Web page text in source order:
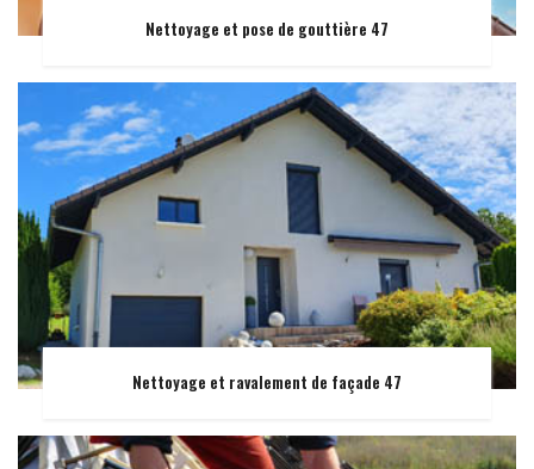
Nettoyage et pose de gouttière 47
Nettoyage et ravalement de façade 47